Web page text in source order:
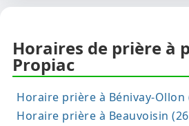
Horaires de prière à
Propiac
Horaire prière à Bénivay-Ollon
Horaire prière à Beauvoisin